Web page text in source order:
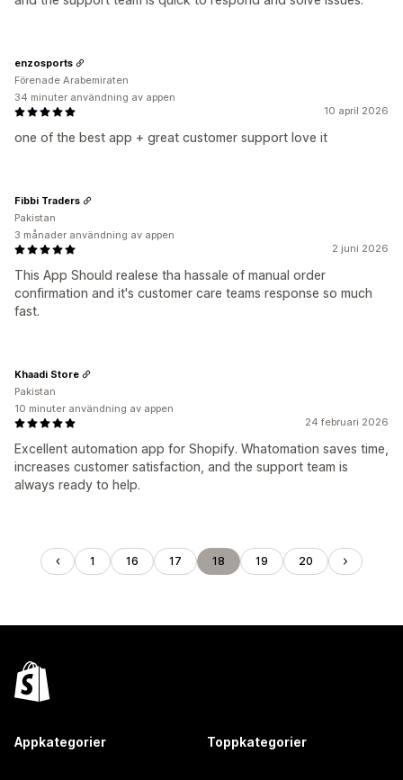
10 april 2026
one of the best app + great customer support love it
enzosports
Förenade Arabemiraten
34 minuter användning av appen
2 juni 2026
This App Should realese tha hassale of manual order
confirmation and it's customer care teams response so much
fast.
Fibbi Traders
Pakistan
3 månader användning av appen
24 februari 2026
Excellent automation app for Shopify. Whatomation saves time,
increases customer satisfaction, and the support team is
always ready to help.
Khaadi Store
Pakistan
10 minuter användning av appen
1 16 17 18 19 20
Appkategorier Toppkategorier